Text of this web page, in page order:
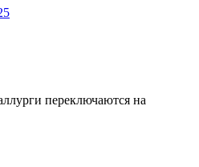
переключаются на